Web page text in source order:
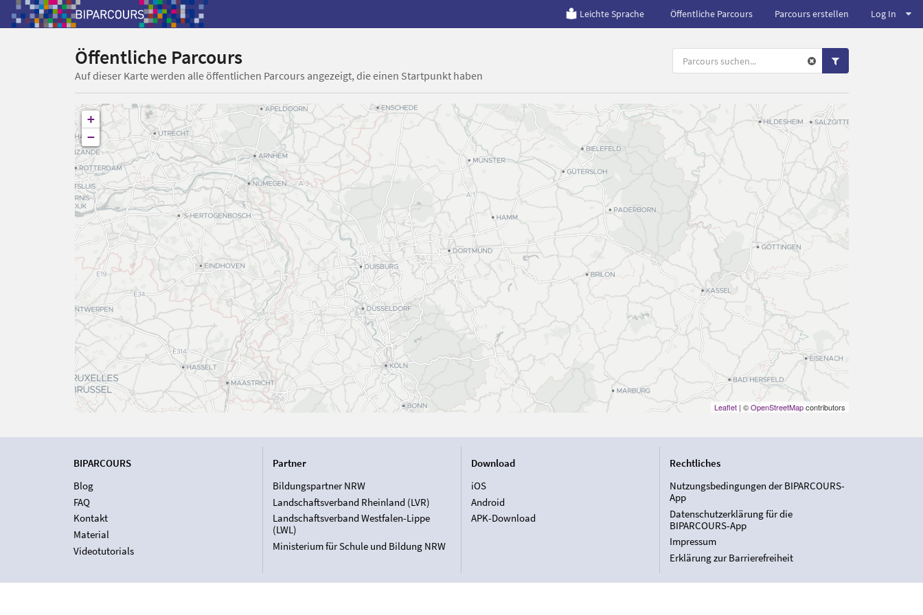
Leichte Sprache Öffentliche Parcours Parcours erstellen Log In
Öffentliche Parcours
Auf dieser Karte werden alle öffentlichen Parcours angezeigt, die einen Startpunkt haben
+
−
Leaflet| ©OpenStreetMapcontributors
BIPARCOURS
Blog
FAQ
Kontakt
Material
Videotutorials
Partner
Bildungspartner NRW
Landschaftsverband Rheinland (LVR)
Landschaftsverband Westfalen-Lippe
(LWL)
Ministerium für Schule und Bildung NRW
Download
iOS
Android
APK-Download
Rechtliches
Nutzungsbedingungen der BIPARCOURS-
App
Datenschutzerklärung für die
BIPARCOURS-App
Impressum
Erklärung zur Barrierefreiheit